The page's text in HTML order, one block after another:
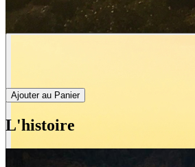
Ajouter au Panier
L'histoire